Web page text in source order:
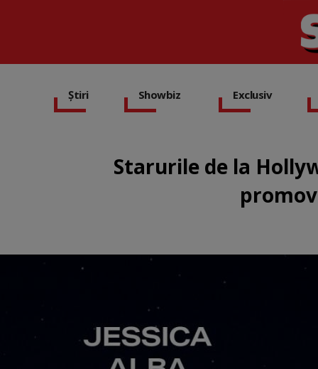
Știri Showbiz Exclusiv
Starurile de la